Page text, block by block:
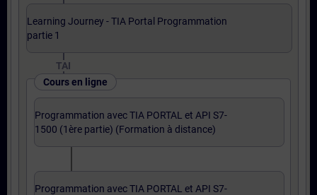
Learning Journey - TIA Portal Programmation
partie 1
TAI
Cours en ligne
Programmation avec TIA PORTAL et API S7-
1500 (1ère partie) (Formation à distance)
Programmation avec TIA PORTAL et API S7-